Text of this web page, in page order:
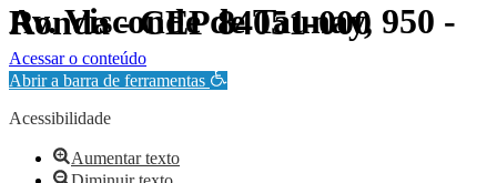
Av. Visconde de Taunay, 950 - Ronda - CEP 84051-000
Política de Privacidade.
Acessar o conteúdo
Abrir a barra de ferramentas
Acessibilidade
Aumentar texto